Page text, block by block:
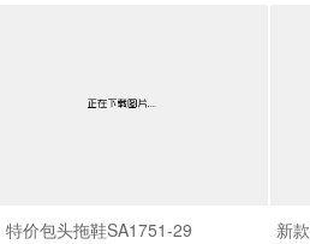
特价包头拖鞋SA1751-29